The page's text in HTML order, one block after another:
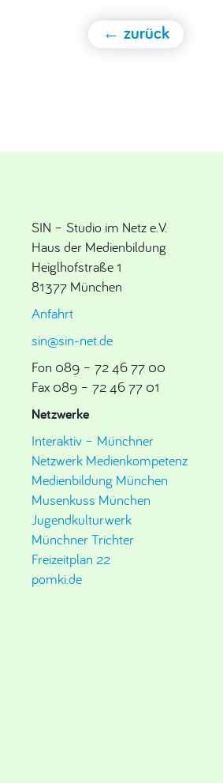
← zurück
SIN – Studio im Netz e.V.
Haus der Medienbildung
Heiglhofstraße 1
81377 München
Anfahrt
sin@sin-net.de
Fon 089 – 72 46 77 00
Fax 089 – 72 46 77 01
Netzwerke
Interaktiv – Münchner
Netzwerk Medienkompetenz
Medienbildung München
Musenkuss München
Jugendkulturwerk
Münchner Trichter
Freizeitplan 22
pomki.de